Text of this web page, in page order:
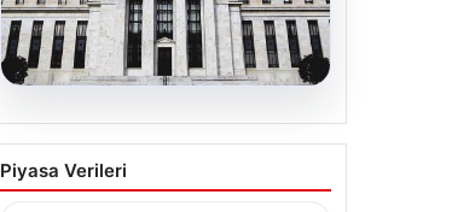
Fed faizi sabit tuttu
Piyasa Verileri